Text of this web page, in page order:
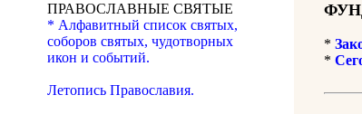
ПРАВОСЛАВНЫЕ СВЯТЫЕ
* Алфавитный список святых,
соборов святых, чудотворных
икон и событий.
Летопись Православия.
*
*